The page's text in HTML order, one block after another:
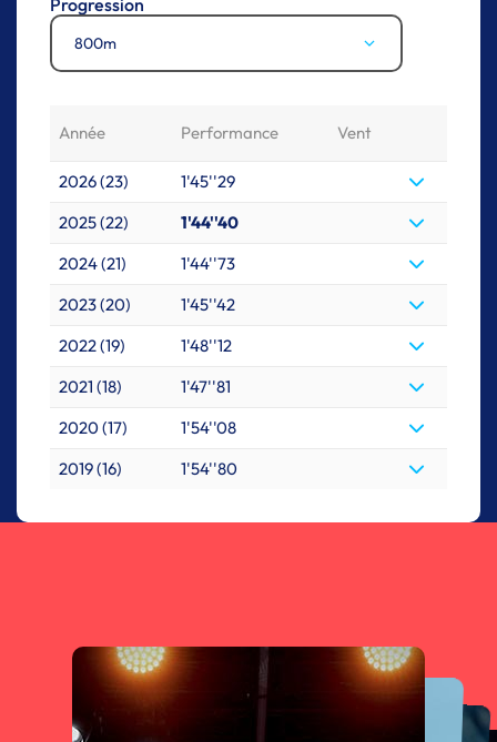
800m
Année Performance Vent
2026 (23)
1'45''29
2025 (22)
1'44''40
2024 (21)
1'44''73
2023 (20)
1'45''42
2022 (19)
1'48''12
2021 (18)
1'47''81
2020 (17)
1'54''08
2019 (16)
1'54''80